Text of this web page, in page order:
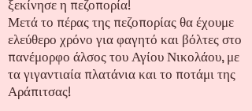
ξεκίνησε η πεζοπορία!
Μετά το πέρας της πεζοπορίας θα έχουμε
ελεύθερο χρόνο για φαγητό και βόλτες στο
πανέμορφο άλσος του Αγίου Νικολάου, με
τα γιγαντιαία πλατάνια και το ποτάμι της
Αράπιτσας!